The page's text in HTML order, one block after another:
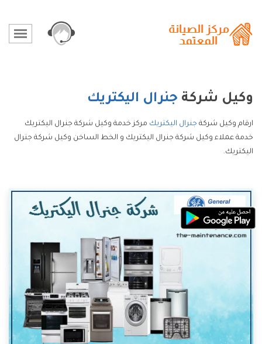
وكيل شركة جنرال اليكتريك
ارقام وكيل شركة جنرال اليكتريك مركز خدمة وكيل شركة جنرال اليكتريك
خدمة عملاء وكيل شركة جنرال اليكتريك و الخط الساخن وكيل شركة جنرال
اليكتريك.